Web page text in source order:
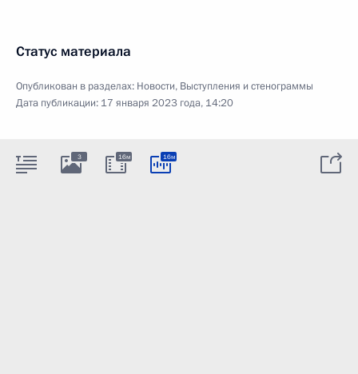
Статус материала
Опубликован в разделах: Новости, Выступления и стенограммы
Дата публикации: 17 января 2023 года, 14:20
3 16м 16м